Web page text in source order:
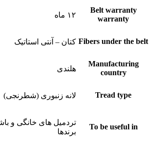
Belt warranty
warranty
۱۲ ماه
Fibers under the belt کتان – آنتی استاتیک
Manufacturing
country
هلندی
Tread type لانه زنبوری (شطرنجی)
To be useful in
تردمیل های خانگی و
برندها